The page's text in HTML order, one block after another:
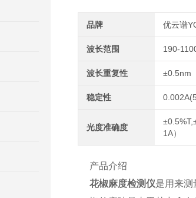
品牌 优云谱
波长范围 190-
波长重复性 ±0.5nm
稳定性
光度准确度
1A）
产品介绍
花椒麻度检测仪是用来